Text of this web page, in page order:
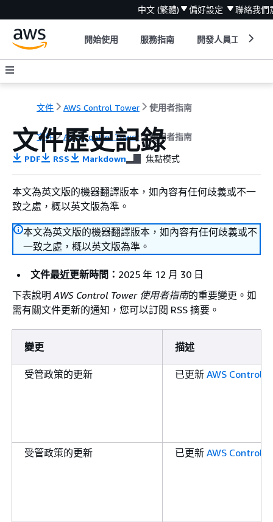
中文 (繁體) 偏好設定 聯絡我們
開始使用 服務指南 開發人員工具
文件 AWS Control Tower 使用者指南
文件 AWS Control Tower 使用者指南
文件歷史記錄
PDF RSS Markdown 焦點模式
本文為英文版的機器翻譯版本，如內容有任何歧義或不一
致之處，概以英文版為準。
本文為英文版的機器翻譯版本，如內容有任何歧義或不
一致之處，概以英文版為準。
文件最近更新時間： 2025 年 12 月 30 日
下表說明AWS Control Tower 使用者指南的重要變更。如
需有關文件更新的通知，您可以訂閱 RSS 摘要。
變更 描述
受管政策的更新 已更新 AWS
受管政策的更新 已更新 AWS